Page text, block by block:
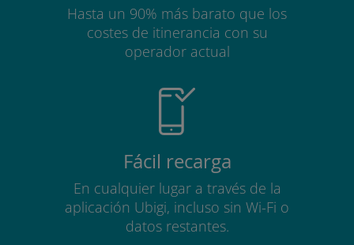
Hasta un 90% más barato que los
costes de itinerancia con su
operador actual
Fácil recarga
En cualquier lugar a través de la
aplicación Ubigi, incluso sin Wi-Fi o
datos restantes.